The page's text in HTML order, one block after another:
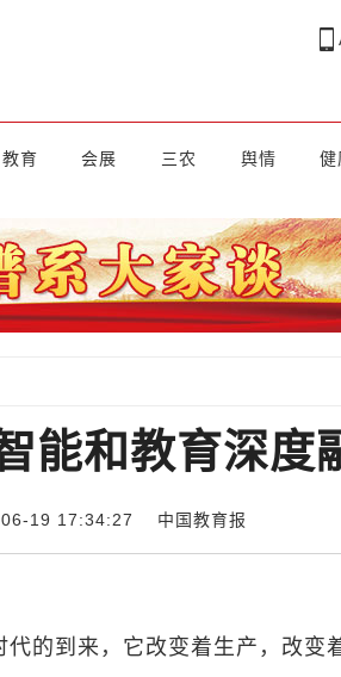
教育 会展 三农 舆情 健
能和教育深度
19 17:34:27 中国教育报
的到来，它改变着生产，改变